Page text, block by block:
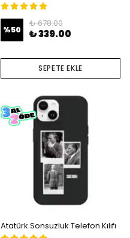
%50
₺ 678.00
₺ 339.00
SEPETE EKLE
Atatürk Sonsuzluk Telefon Kılıfı